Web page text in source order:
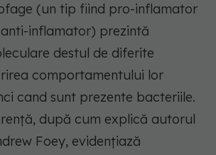
(un tip fiind pro-inflamator
inflamator) prezintă
destul de diferite
comportamentului lor
cand sunt prezente bacteriile.
după cum explică autorul
Foey, evidențiază